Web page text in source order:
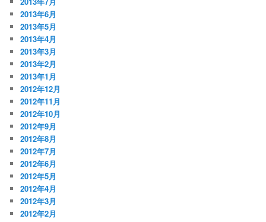
2013年6月
2013年5月
2013年4月
2013年3月
2013年2月
2013年1月
2012年12月
2012年11月
2012年10月
2012年9月
2012年8月
2012年7月
2012年6月
2012年5月
2012年4月
2012年3月
2012年2月